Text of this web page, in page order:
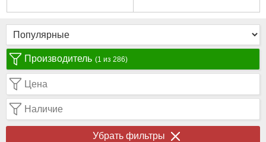
Производитель (1 из 286)
Цена
Наличие
Убрать фильтры